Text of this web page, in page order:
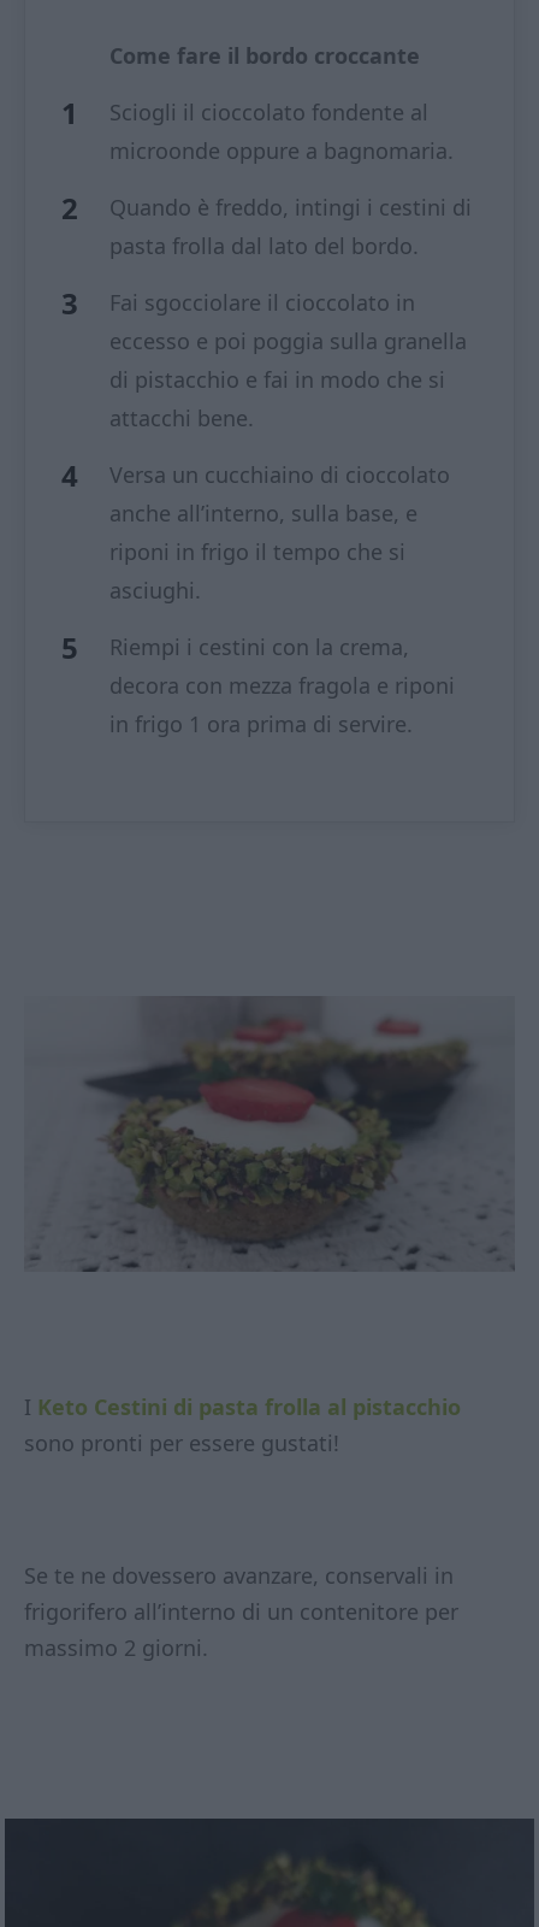
Come fare il bordo croccante
Sciogli il cioccolato fondente al
microonde oppure a bagnomaria.
Quando è freddo, intingi i cestini di
pasta frolla dal lato del bordo.
Fai sgocciolare il cioccolato in
eccesso e poi poggia sulla granella
di pistacchio e fai in modo che si
attacchi bene.
Versa un cucchiaino di cioccolato
anche all’interno, sulla base, e
riponi in frigo il tempo che si
asciughi.
Riempi i cestini con la crema,
decora con mezza fragola e riponi
in frigo 1 ora prima di servire.
I Keto Cestini di pasta frolla al pistacchio
sono pronti per essere gustati!
Se te ne dovessero avanzare, conservali in
frigorifero all’interno di un contenitore per
massimo 2 giorni.